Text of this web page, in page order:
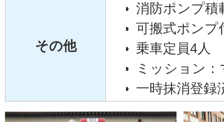
その他
消防ポンプ積
可搬式ポンプ
乗車定員4人
ミッション
一時抹消登録